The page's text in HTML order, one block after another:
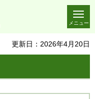
メニュー
更新日：2026年4月20日